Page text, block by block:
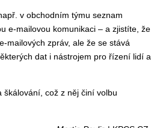
v obchodním týmu seznam
e-mailovou komunikaci – a zjistíte, že
mailových zpráv, ale že se stává
dat i nástrojem pro řízení lidí a
což z něj činí volbu